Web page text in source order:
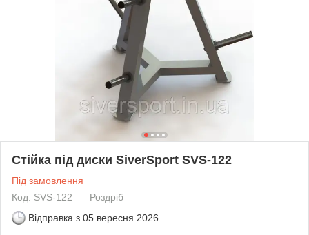
Стійка під диски SiverSport SVS-122
Під замовлення
Код: SVS-122
Роздріб
Відправка з 05 вересня 2026